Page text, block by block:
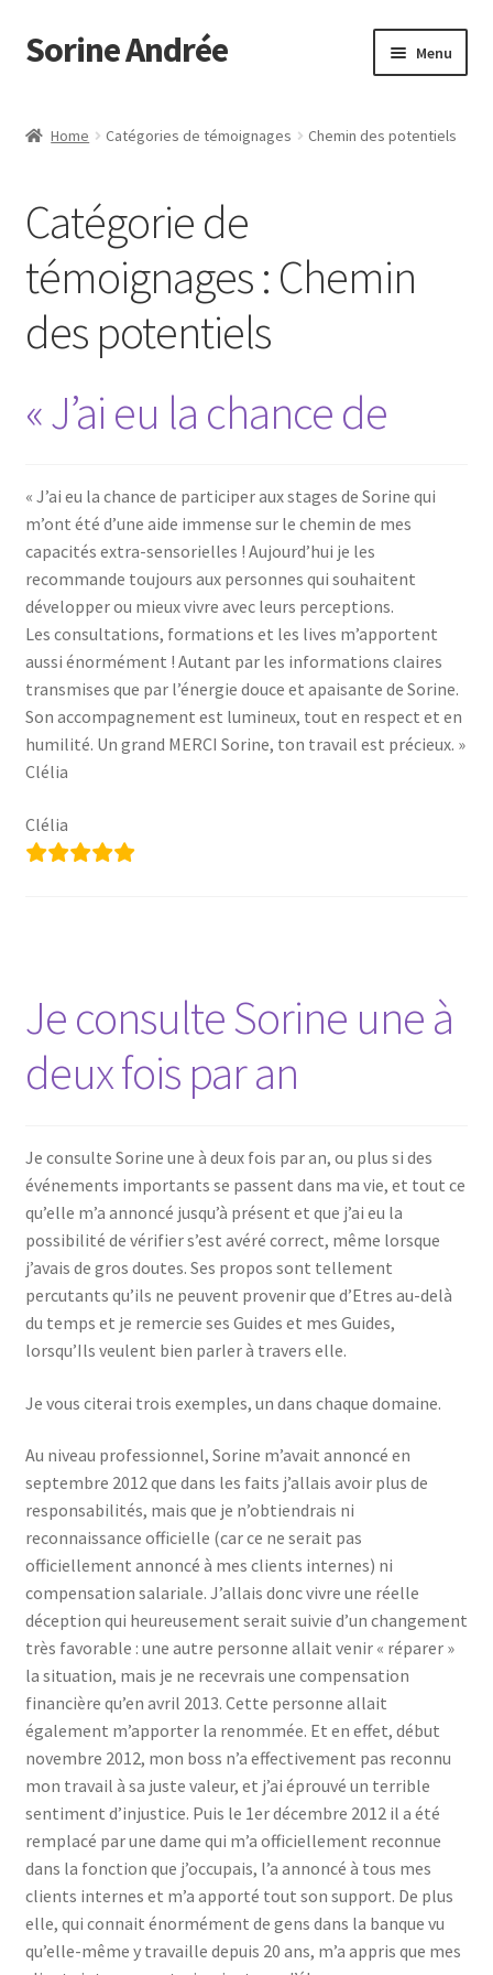
Aller
à
navigation
Aller
au
Sorine Andrée Menu
Panier
Politique de cookies (UE)
Témoignages
Validation de la commande
Votre témoignage
Home Catégories de témoignages Chemin des potentiels
Catégorie de
témoignages : Chemin
des potentiels
« J’ai eu la chance de
« J’ai eu la chance de participer aux stages de Sorine qui
m’ont été d’une aide immense sur le chemin de mes
capacités extra-sensorielles ! Aujourd’hui je les
recommande toujours aux personnes qui souhaitent
développer ou mieux vivre avec leurs perceptions.
Les consultations, formations et les lives m’apportent
aussi énormément ! Autant par les informations claires
transmises que par l’énergie douce et apaisante de Sorine.
Son accompagnement est lumineux, tout en respect et en
humilité. Un grand MERCI Sorine, ton travail est précieux. »
Clélia
Clélia
Je consulte Sorine une à
deux fois par an
Je consulte Sorine une à deux fois par an, ou plus si des
événements importants se passent dans ma vie, et tout ce
qu’elle m’a annoncé jusqu’à présent et que j’ai eu la
possibilité de vérifier s’est avéré correct, même lorsque
j’avais de gros doutes. Ses propos sont tellement
percutants qu’ils ne peuvent provenir que d’Etres au-delà
du temps et je remercie ses Guides et mes Guides,
lorsqu’Ils veulent bien parler à travers elle.
Je vous citerai trois exemples, un dans chaque domaine.
Au niveau professionnel, Sorine m’avait annoncé en
septembre 2012 que dans les faits j’allais avoir plus de
responsabilités, mais que je n’obtiendrais ni
reconnaissance officielle (car ce ne serait pas
officiellement annoncé à mes clients internes) ni
compensation salariale. J’allais donc vivre une réelle
déception qui heureusement serait suivie d’un changement
très favorable : une autre personne allait venir « réparer »
la situation, mais je ne recevrais une compensation
financière qu’en avril 2013. Cette personne allait
également m’apporter la renommée. Et en effet, début
novembre 2012, mon boss n’a effectivement pas reconnu
mon travail à sa juste valeur, et j’ai éprouvé un terrible
sentiment d’injustice. Puis le 1er décembre 2012 il a été
remplacé par une dame qui m’a officiellement reconnue
dans la fonction que j’occupais, l’a annoncé à tous mes
clients internes et m’a apporté tout son support. De plus
elle, qui connait énormément de gens dans la banque vu
qu’elle-même y travaille depuis 20 ans, m’a appris que mes